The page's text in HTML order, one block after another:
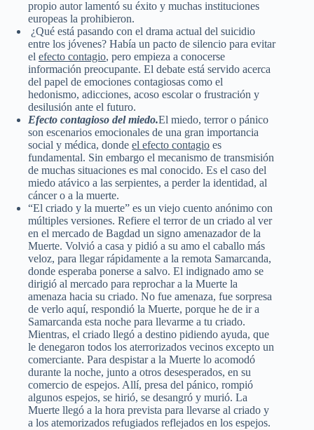
propio autor lamentó su éxito y muchas instituciones
europeas la prohibieron.
¿Qué está pasando con el drama actual del suicidio
entre los jóvenes? Había un pacto de silencio para evitar
el efecto contagio, pero empieza a conocerse
información preocupante. El debate está servido acerca
del papel de emociones contagiosas como el
hedonismo, adicciones, acoso escolar o frustración y
desilusión ante el futuro.
Efecto contagioso del miedo.El miedo, terror o pánico
son escenarios emocionales de una gran importancia
social y médica, donde el efecto contagio es
fundamental. Sin embargo el mecanismo de transmisión
de muchas situaciones es mal conocido. Es el caso del
miedo atávico a las serpientes, a perder la identidad, al
cáncer o a la muerte.
“El criado y la muerte” es un viejo cuento anónimo con
múltiples versiones. Refiere el terror de un criado al ver
en el mercado de Bagdad un signo amenazador de la
Muerte. Volvió a casa y pidió a su amo el caballo más
veloz, para llegar rápidamente a la remota Samarcanda,
donde esperaba ponerse a salvo. El indignado amo se
dirigió al mercado para reprochar a la Muerte la
amenaza hacia su criado. No fue amenaza, fue sorpresa
de verlo aquí, respondió la Muerte, porque he de ir a
Samarcanda esta noche para llevarme a tu criado.
Mientras, el criado llegó a destino pidiendo ayuda, que
le denegaron todos los aterrorizados vecinos excepto un
comerciante. Para despistar a la Muerte lo acomodó
durante la noche, junto a otros desesperados, en su
comercio de espejos. Allí, presa del pánico, rompió
algunos espejos, se hirió, se desangró y murió. La
Muerte llegó a la hora prevista para llevarse al criado y
a los atemorizados refugiados reflejados en los espejos.